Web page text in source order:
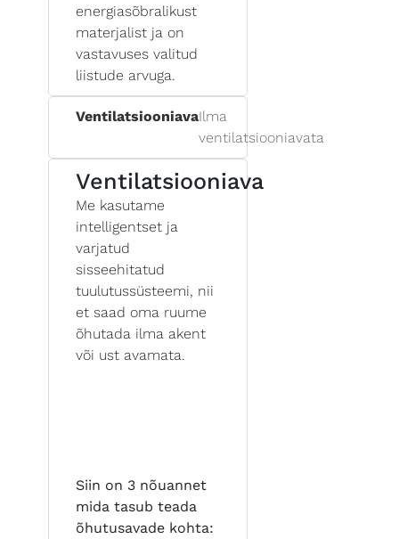
energiasõbralikust
materjalist ja on
vastavuses valitud
liistude arvuga.
VentilatsiooniavaIlma
ventilatsiooniavata
Ventilatsiooniava
Me kasutame
intelligentset ja
varjatud
sisseehitatud
tuulutussüsteemi, nii
et saad oma ruume
õhutada ilma akent
või ust avamata.
Siin on 3 nõuannet
mida tasub teada
õhutusavade kohta: